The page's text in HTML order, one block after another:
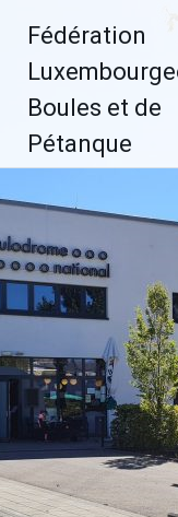
contenu
Fédération
Boules et de
Pétanque